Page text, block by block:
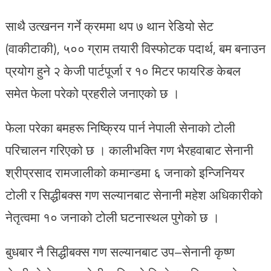
साथै उत्खनन गर्ने क्रममा थप ७ थान रेडियो सेट
(वाकीटाकी), ५०० ग्राम तयारी विस्फोटक पदार्थ, बम बनाउन
प्रयोग हुने २ केजी पार्टपूर्जा र १० मिटर फायरिङ केबल
समेत फेला परेको प्रहरीले जनाएको छ ।
फेला परेका बमहरू निष्क्रिय पार्न नेपाली सेनाको टोली
परिचालन गरिएको छ । कालीभक्ति गण भैरहवाबाट सेनानी
श्रीप्रसाद रामजालीको कमान्डमा ६ जनाको इन्जिनियर
टोली र सिद्धीबक्स गण सल्यानबाट सेनानी महेश अधिकारीको
नेतृत्वमा १० जनाको टोली घटनास्थल पुगेको छ ।
बुधबार नै सिद्धीबक्स गण सल्यानबाट उप–सेनानी कृष्ण